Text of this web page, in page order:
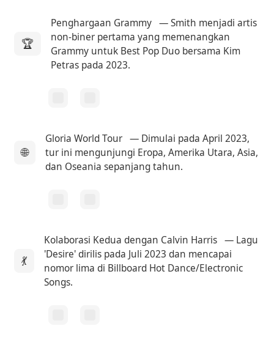
🏆
Penghargaan Grammy — Smith menjadi artis
non-biner pertama yang memenangkan
Grammy untuk Best Pop Duo bersama Kim
Petras pada 2023.
🌐
Gloria World Tour — Dimulai pada April 2023,
tur ini mengunjungi Eropa, Amerika Utara, Asia,
dan Oseania sepanjang tahun.
💃
Kolaborasi Kedua dengan Calvin Harris — Lagu
'Desire' dirilis pada Juli 2023 dan mencapai
nomor lima di Billboard Hot Dance/Electronic
Songs.